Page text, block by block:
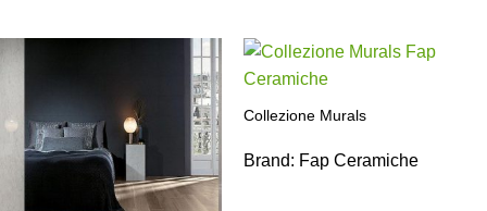
Collezione Murals
Brand: Fap Ceramiche